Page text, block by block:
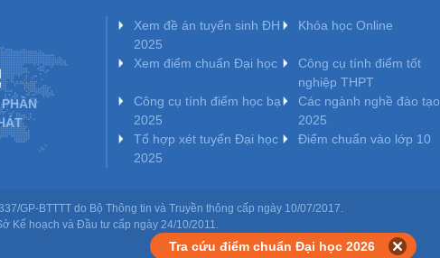
Tra cứu điểm chuẩn Đại học 2026
Xem đề án tuyển sinh ĐH
2025
Khóa học Online
Xem điểm chuẩn Đại học
Công cụ tính điểm tốt
nghiệp THPT
Công cụ tính điểm học bạ
2025
Các ngành nghề đào tạo
2025
Tổ hợp xét tuyển Đại học
2025
Điểm chuẩn vào lớp 10
GP-BTTTT do Bộ Thông tin và Truyền thông cấp ngày 10/07/2017.
Kế hoạch và Đầu tư cấp ngày 24/10/2011.